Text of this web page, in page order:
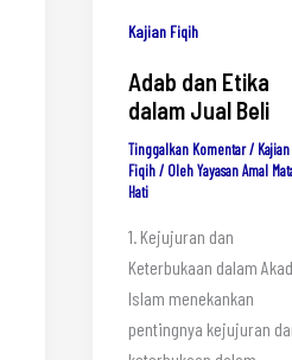
Kajian Fiqih
Adab dan Etika
dalam Jual Beli
Tinggalkan Komentar/ Kajian
Fiqih/ OlehYayasan Amal
Hati
1. Kejujuran dan
Keterbukaan dalam Akad
Islam menekankan
pentingnya kejujuran